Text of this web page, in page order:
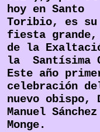
hoy en Santo
Toribio, es su
fiesta
de la
la Santísima
Este año
celebración
nuevo obispo,
Manuel Sánchez
Monge.